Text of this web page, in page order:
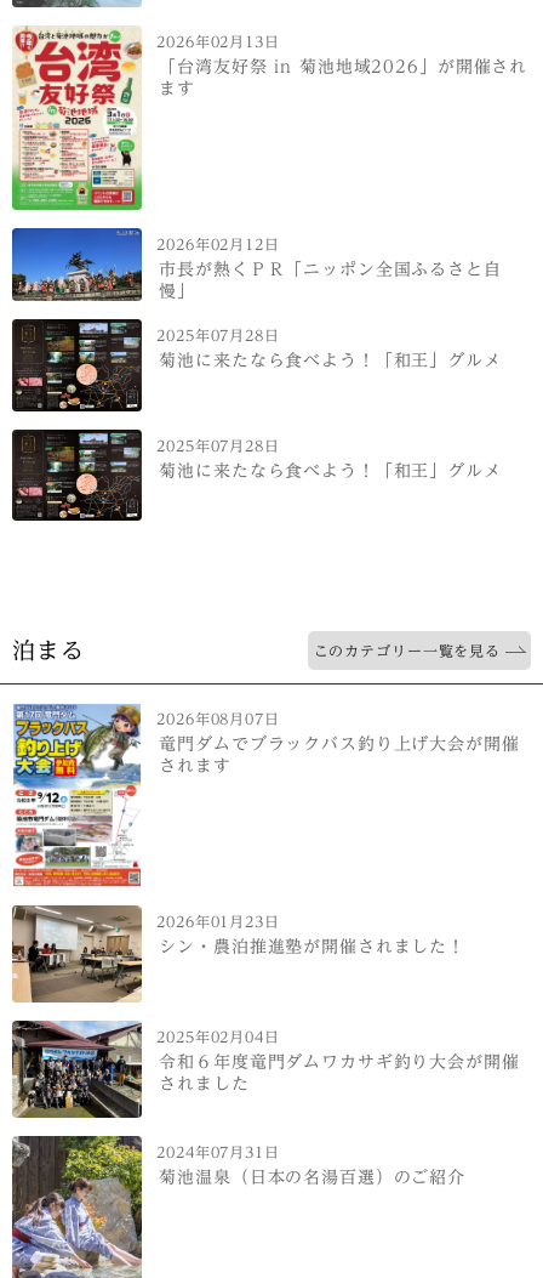
2026年02月13日
「台湾友好祭 in 菊池地域2026」が開催され
ます
2026年02月12日
市長が熱くＰＲ「ニッポン全国ふるさと自
慢」
2025年07月28日
菊池に来たなら食べよう！「和王」グルメ
2025年07月28日
菊池に来たなら食べよう！「和王」グルメ
泊まる このカテゴリー一覧を見る
2026年08月07日
竜門ダムでブラックバス釣り上げ大会が開催
されます
2026年01月23日
シン・農泊推進塾が開催されました！
2025年02月04日
令和６年度竜門ダムワカサギ釣り大会が開催
されました
2024年07月31日
菊池温泉（日本の名湯百選）のご紹介